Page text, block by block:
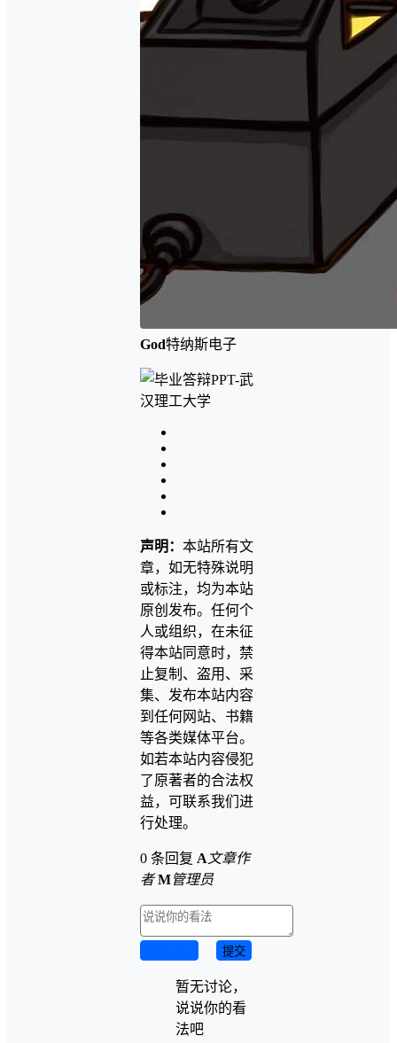
God特纳斯电子
声明： 本站所有文
章，如无特殊说明
或标注，均为本站
原创发布。任何个
人或组织，在未征
得本站同意时，禁
止复制、盗用、采
集、发布本站内容
到任何网站、书籍
等各类媒体平台。
如若本站内容侵犯
了原著者的合法权
益，可联系我们进
行处理。
0 条回复 A 文章作
者 M管理员
提交
暂无讨论，
说说你的看
法吧